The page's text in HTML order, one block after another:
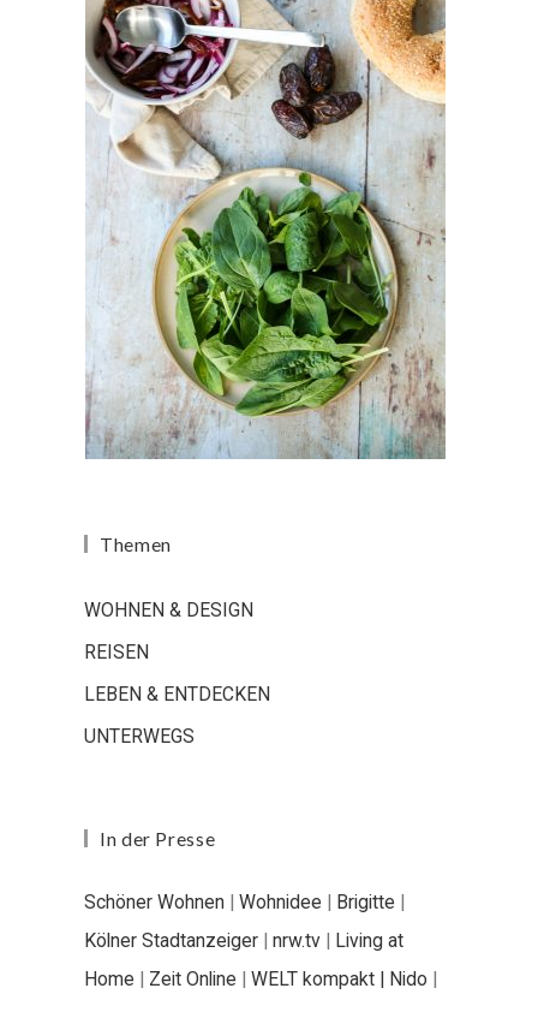
Themen
WOHNEN & DESIGN
REISEN
LEBEN & ENTDECKEN
UNTERWEGS
In der Presse
Schöner Wohnen | Wohnidee | Brigitte |
Kölner Stadtanzeiger | nrw.tv | Living at
Home | Zeit Online | WELT kompakt | Nido |